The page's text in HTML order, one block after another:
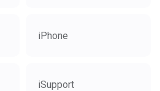
iPhone
iSupport